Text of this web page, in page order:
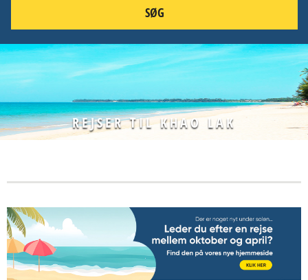
SØG
REJSER TIL KHAO LAK